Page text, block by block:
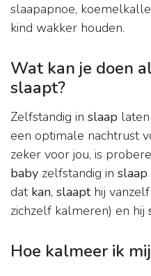
slaapapnoe,
kind wakker houden.
Wat kan je doen
slaapt?
Zelfstandig in slaap
een optimale nachtrust
zeker voor jou, is
baby zelfstandig in slaap
dat kan, slaapthij
zichzelf kalmeren) en hij
Hoe kalmeer ik